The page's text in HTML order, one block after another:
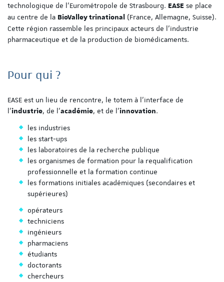
technologique de l'Eurométropole de Strasbourg. EASE se place
au centre de la BioValley trinational (France, Allemagne, Suisse).
Cette région rassemble les principaux acteurs de l'industrie
pharmaceutique et de la production de biomédicaments.
Pour qui ?
EASE est un lieu de rencontre, le totem à l’interface de
l’industrie, de l’académie, et de l’innovation.
les industries
les start-ups
les laboratoires de la recherche publique
les organismes de formation pour la requalification
professionnelle et la formation continue
les formations initiales académiques (secondaires et
supérieures)
opérateurs
techniciens
ingénieurs
pharmaciens
étudiants
doctorants
chercheurs